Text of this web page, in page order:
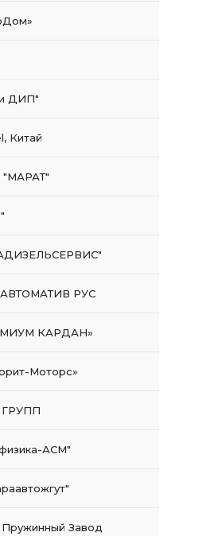
ДИП"
Китай
РУС
КАРДАН»
Моторс»
АСМ"
Пружинный Завод